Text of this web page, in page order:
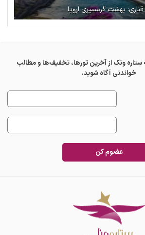
قناری: بهشت گرمسیری اروپا
ستاره ونک از آخرین تورها، تخفیف‌ها و مطالب
خواندنی آگاه شوید.
عضوم کن